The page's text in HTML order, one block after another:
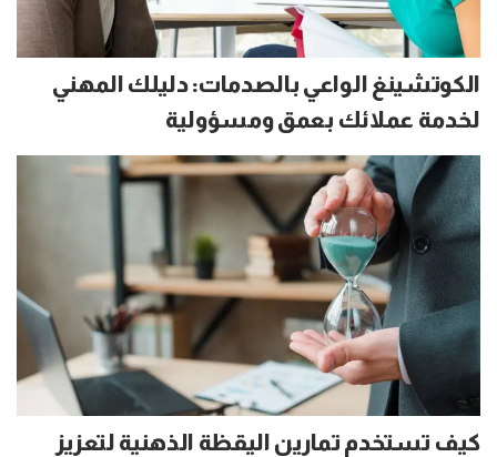
الكوتشينغ الواعي بالصدمات: دليلك المهني
لخدمة عملائك بعمق ومسؤولية
كيف تستخدم تمارين اليقظة الذهنية لتعزيز